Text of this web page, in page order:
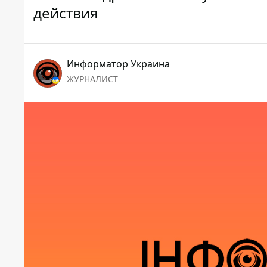
действия
Информатор Украина
ЖУРНАЛИСТ